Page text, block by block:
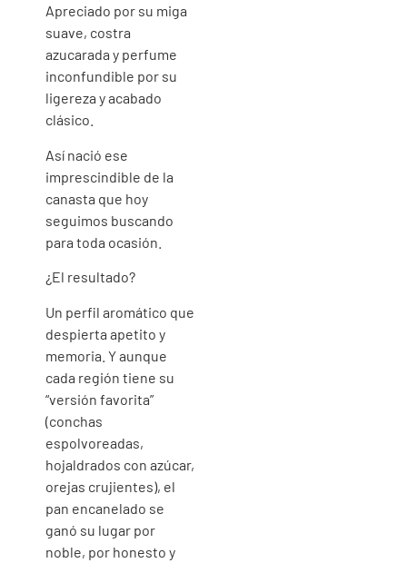
Apreciado por su miga
suave, costra
azucarada y perfume
inconfundible por su
ligereza y acabado
clásico.
Así nació ese
imprescindible de la
canasta que hoy
seguimos buscando
para toda ocasión.
¿El resultado?
Un perfil aromático que
despierta apetito y
memoria. Y aunque
cada región tiene su
“versión favorita”
(conchas
espolvoreadas,
hojaldrados con azúcar,
orejas crujientes), el
pan encanelado se
ganó su lugar por
noble, por honesto y